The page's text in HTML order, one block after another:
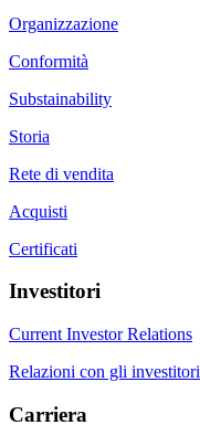
Organizzazione
Conformità
Substainability
Storia
Rete di vendita
Acquisti
Certificati
Investitori
Current Investor Relations
Relazioni con gli investitori
Carriera